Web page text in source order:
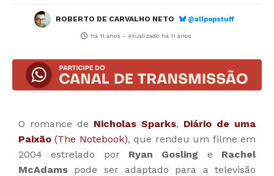
ROBERTO DE CARVALHO NETO @allpopstuff
há 11 anos - Atualizado há 11 anos
O romance de Nicholas Sparks, Diário de uma
Paixão (The Notebook), que rendeu um filme em
2004 estrelado por Ryan Gosling e Rachel
McAdams pode ser adaptado para a televisão